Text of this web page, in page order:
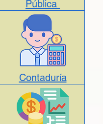
Pública
Contaduría